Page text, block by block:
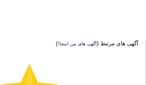
آگهی های مرتبط (آگهی های من اینجا!)